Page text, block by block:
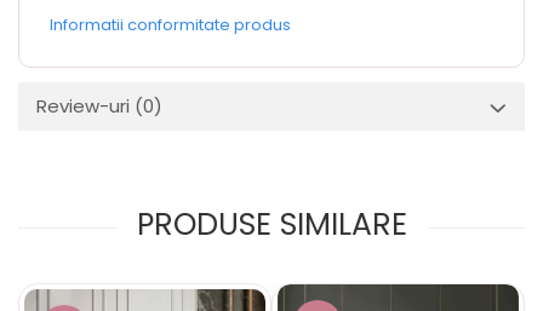
Informatii conformitate produs
Review-uri (0)
PRODUSE SIMILARE